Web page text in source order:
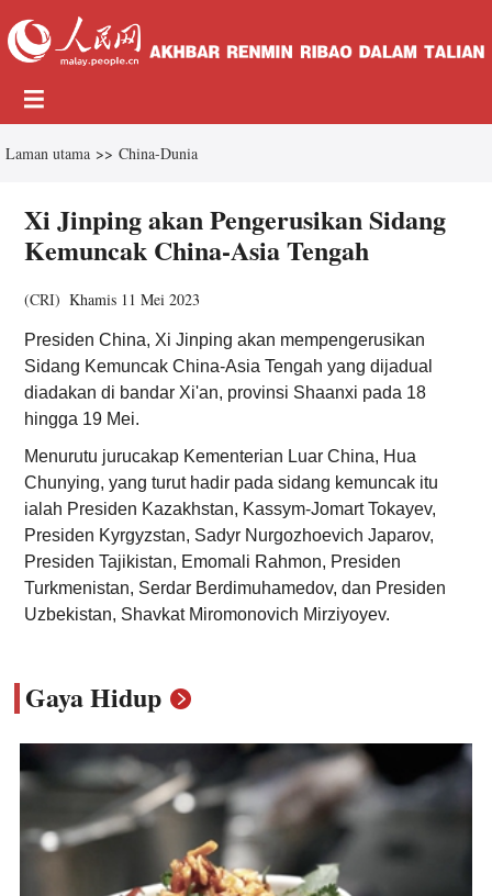
Laman utama >> China-Dunia
Xi Jinping akan Pengerusikan Sidang
Kemuncak China-Asia Tengah
(CRI) Khamis 11 Mei 2023
Presiden China, Xi Jinping akan mempengerusikan
Sidang Kemuncak China-Asia Tengah yang dijadual
diadakan di bandar Xi'an, provinsi Shaanxi pada 18
hingga 19 Mei.
Menurutu jurucakap Kementerian Luar China, Hua
Chunying, yang turut hadir pada sidang kemuncak itu
ialah Presiden Kazakhstan, Kassym-Jomart Tokayev,
Presiden Kyrgyzstan, Sadyr Nurgozhoevich Japarov,
Presiden Tajikistan, Emomali Rahmon, Presiden
Turkmenistan, Serdar Berdimuhamedov, dan Presiden
Uzbekistan, Shavkat Miromonovich Mirziyoyev.
Gaya Hidup